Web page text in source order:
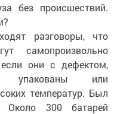
без происшествий.
разговоры, что
самопроизвольно
если они с дефектом,
упакованы или
температур. Был
Около 300 батарей